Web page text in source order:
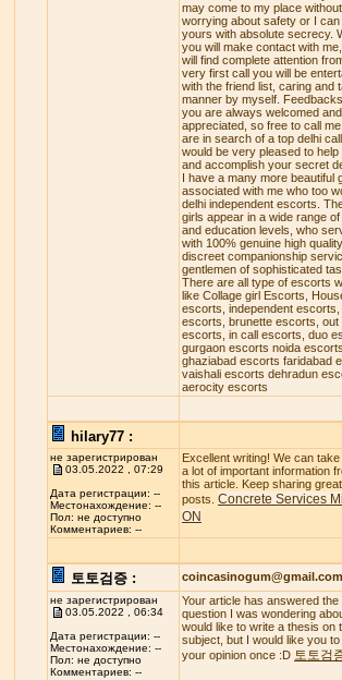
may come to my place without
worrying about safety or I can
yours with absolute secrecy.
you will make contact with
will find complete attention
very first call you will be
with the friend list, caring and
manner by myself.
you are always welcomed and
appreciated, so free to call
are in search of a top delhi
would be very pleased to help
and accomplish your secret
I have a many more beautiful
associated with me who too
delhi independent escorts.
girls appear in a wide range of
and education levels, who
with 100% genuine high quality
discreet companionship
gentlemen of sophisticated
There are all type of escorts
like Collage girl Escorts,
escorts, independent
escorts, brunette escorts, out
escorts, in call escorts, duo
gurgaon escorts noida escorts
ghaziabad escorts faridabad
vaishali escorts dehradun
aerocity escorts
hilary77 :
не зарегистрирован
03.05.2022 , 07:29
Дата регистрации: --
Местонахождение: --
Пол: не доступно
Комментариев: --
Excellent writing! We can
a lot of important information
this article. Keep sharing great
posts. Concrete Services
ON
토토검증 : coincasinogum@gmail.com
не зарегистрирован
03.05.2022 , 06:34
Дата регистрации: --
Местонахождение: --
Пол: не доступно
Комментариев: --
Your article has answered the
question I was wondering
would like to write a thesis on
subject, but I would like you
your opinion once :D 토토검